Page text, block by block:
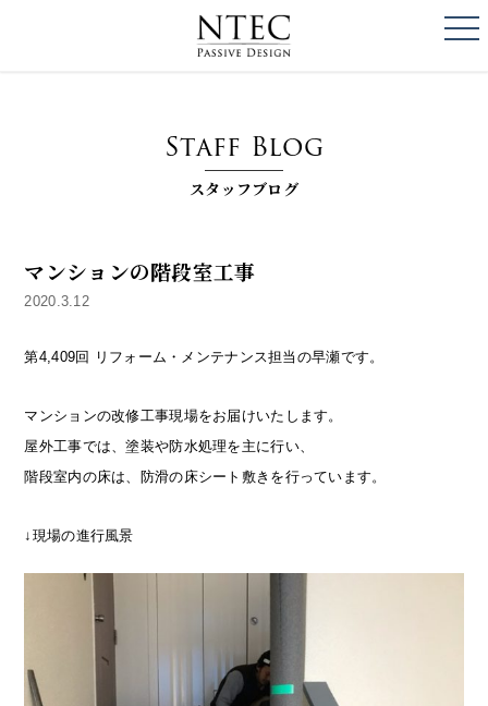
Staff Blog
スタッフブログ
マンションの階段室工事
2020.3.12
第4,409回 リフォーム・メンテナンス担当の早瀬です。
マンションの改修工事現場をお届けいたします。
屋外工事では、塗装や防水処理を主に行い、
階段室内の床は、防滑の床シート敷きを行っています。
↓現場の進行風景